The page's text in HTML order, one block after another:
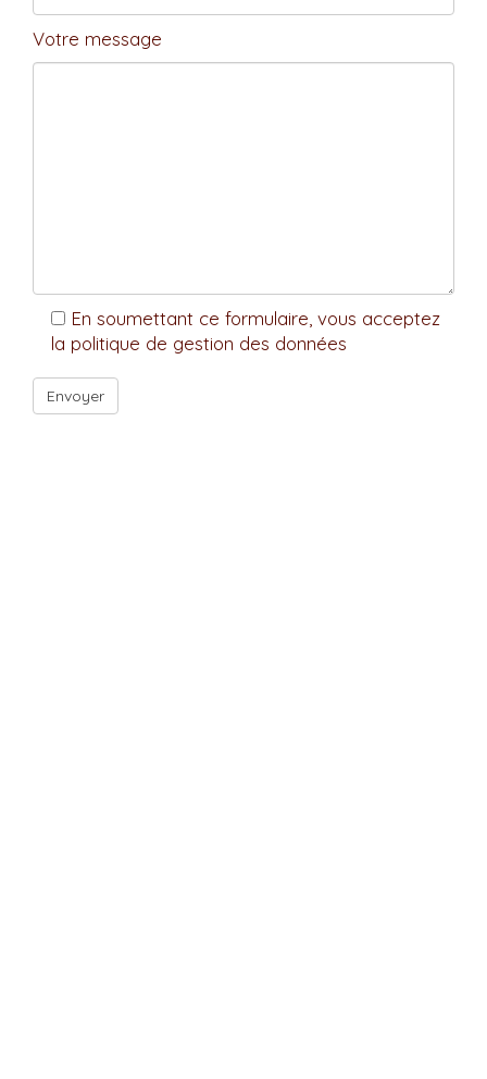
Votre message
En soumettant ce formulaire, vous acceptez
la politique de gestion des données